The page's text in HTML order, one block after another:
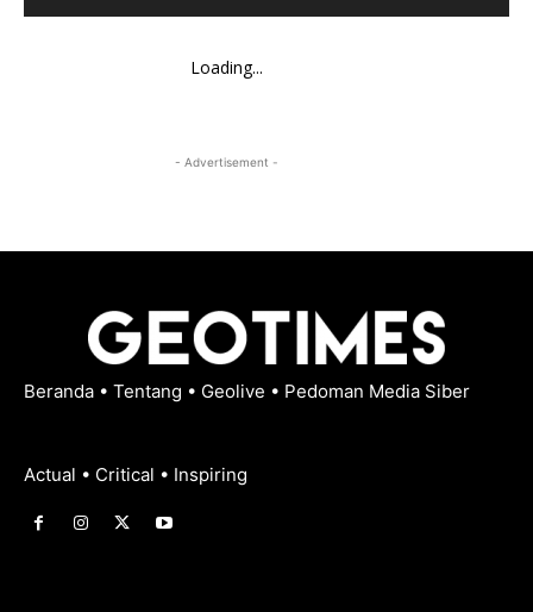
Loading...
- Advertisement -
Beranda • Tentang • Geolive • Pedoman Media Siber
Actual • Critical • Inspiring